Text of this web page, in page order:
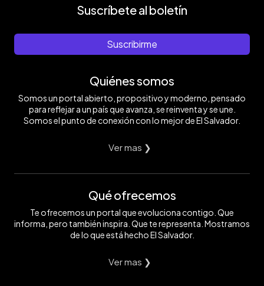
Suscríbete al boletín
Suscribirme
Quiénes somos
Somos un portal abierto, propositivo y moderno, pensado
para reflejar a un país que avanza, se reinventa y se une.
Somos el punto de conexión con lo mejor de El Salvador.
Ver mas ❯
Qué ofrecemos
Te ofrecemos un portal que evoluciona contigo. Que
informa, pero también inspira. Que te representa. Mostramos
de lo que está hecho El Salvador.
Ver mas ❯